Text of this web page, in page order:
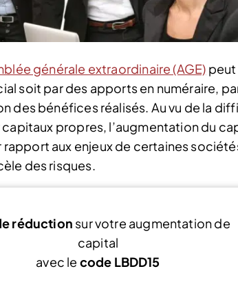
générale extraordinaire (AGE)
soit par des apports en numéraire,
des bénéfices réalisés. Au vu de la
propres, l’augmentation du
aux enjeux de certaines
des risques.
réduction sur votre augmentation de
capital
avec le code LBDD15